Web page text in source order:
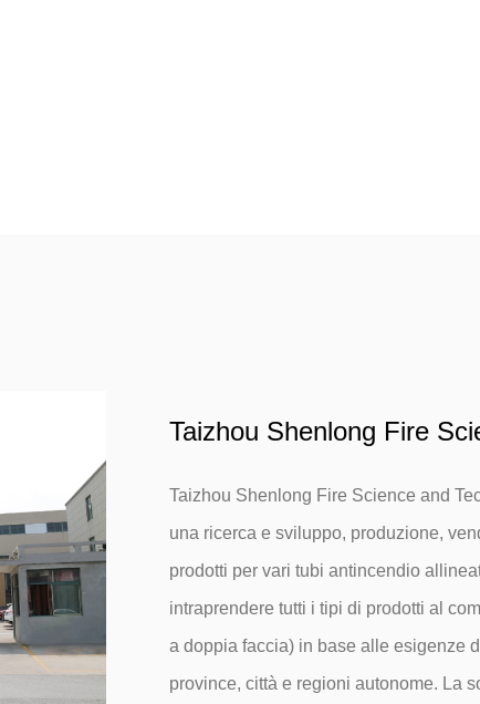
Taizhou Shenlong Fire
Taizhou Shenlong Fire Science and
una ricerca e sviluppo, produzione,
prodotti per vari tubi antincendio
intraprendere tutti i tipi di prodotti al
a doppia faccia) in base alle esigenze
province, città e regioni autonome. La